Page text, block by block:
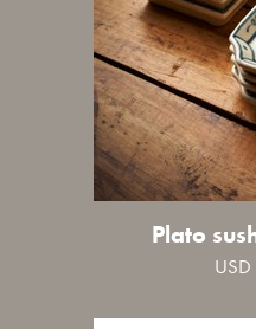
Plato
USD